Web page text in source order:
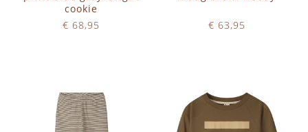
cookie
€ 68,95
€ 63,95